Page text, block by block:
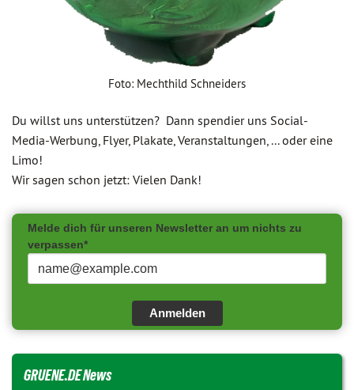
Foto: Mechthild Schneiders
Du willst uns unterstützen? Dann spendier uns Social-
Media-Werbung, Flyer, Plakate, Veranstaltungen, ... oder eine
Limo!
Wir sagen schon jetzt: Vielen Dank!
Melde dich für unseren Newsletter an um nichts zu
verpassen*
Anmelden
GRUENE.DE News